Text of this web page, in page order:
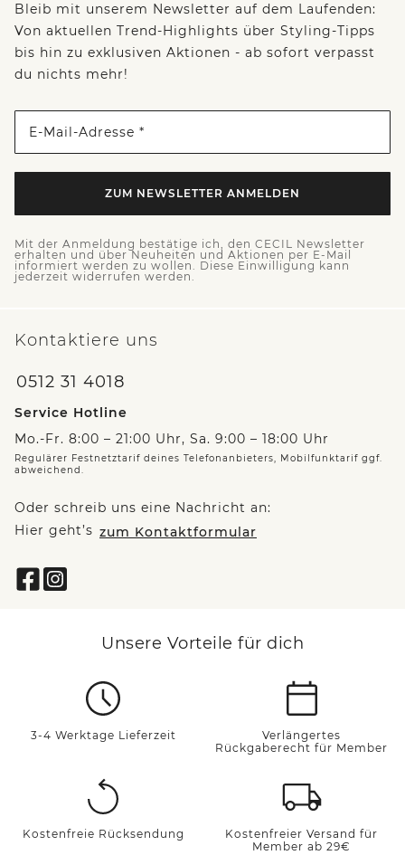
Bleib mit unserem Newsletter auf dem Laufenden:
Von aktuellen Trend-Highlights über Styling-Tipps
bis hin zu exklusiven Aktionen - ab sofort verpasst
du nichts mehr!
E-Mail-Adresse *
ZUM NEWSLETTER ANMELDEN
Mit der Anmeldung bestätige ich, den CECIL Newsletter
erhalten und über Neuheiten und Aktionen per E-Mail
informiert werden zu wollen. Diese Einwilligung kann
jederzeit widerrufen werden.
Kontaktiere uns
0512 31 4018
Service Hotline
Mo.-Fr. 8:00 – 21:00 Uhr, Sa. 9:00 – 18:00 Uhr
Regulärer Festnetztarif deines Telefonanbieters, Mobilfunktarif ggf.
abweichend.
Oder schreib uns eine Nachricht an:
Hier geht’s zum Kontaktformular
Unsere Vorteile für dich
3-4 Werktage Lieferzeit
Verlängertes
Rückgaberecht für Member
Kostenfreie Rücksendung
Kostenfreier Versand für
Member ab 29€